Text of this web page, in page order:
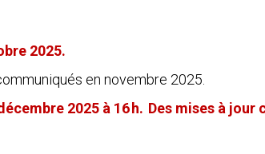
2025.
en novembre 2025.
2025 à 16 h. Des mises à jour